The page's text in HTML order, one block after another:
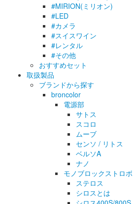
#MIRION(ミリオン)
#LED
#カメラ
#スイスワイン
#レンタル
#その他
おすすめセット
取扱製品
ブランドから探す
broncolor
電源部
サトス
スコロ
ムーブ
センソ / リトス
ベルソA
ナノ
モノブロックストロボ
ステロス
シロスとは